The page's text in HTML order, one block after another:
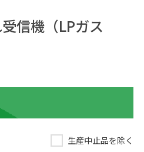
信機（LPガス
生産中止品を除く